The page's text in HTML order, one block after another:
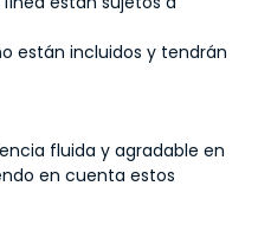
están incluidos y tendrán
fluida y agradable en
en cuenta estos